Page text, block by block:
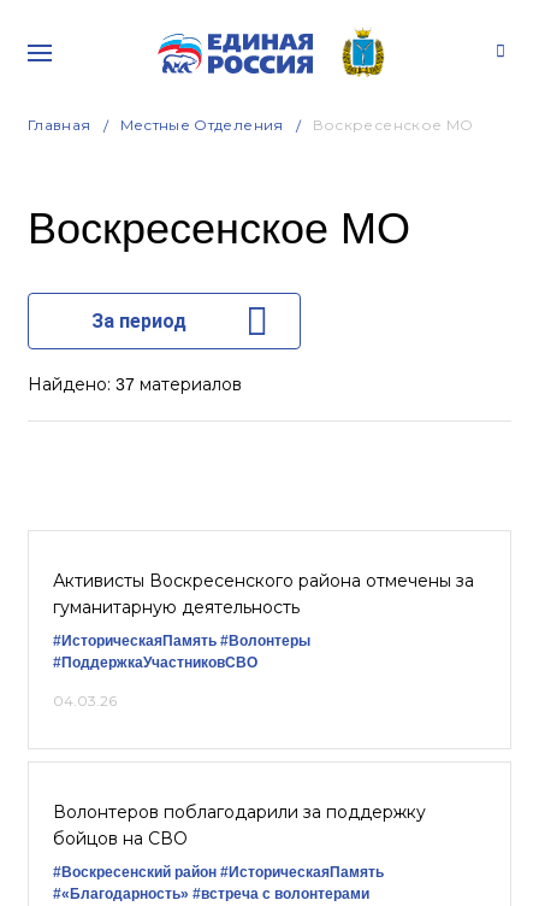
Главная Местные Отделения Воскресенское МО
Воскресенское МО
За период
Найдено: 37 материалов
Активисты Воскресенского района отмечены за
гуманитарную деятельность
#ИсторическаяПамять #Волонтеры
#ПоддержкаУчастниковСВО
04.03.26
Волонтеров поблагодарили за поддержку
бойцов на СВО
#Воскресенский район #ИсторическаяПамять
#«Благодарность» #встреча с волонтерами